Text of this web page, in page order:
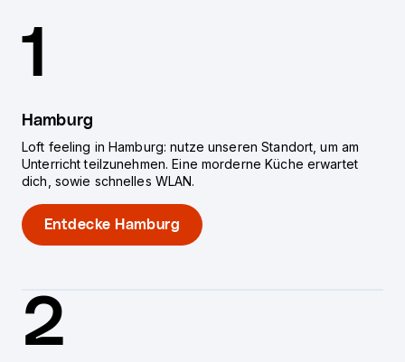
1
Hamburg
Loft feeling in Hamburg: nutze unseren Standort, um am
Unterricht teilzunehmen. Eine morderne Küche erwartet
dich, sowie schnelles WLAN.
Entdecke Hamburg
2